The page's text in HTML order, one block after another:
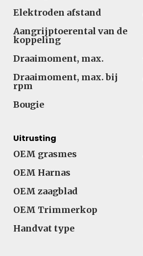
Elektroden afstand
Aangrijptoerental van de
koppeling
Draaimoment, max.
Draaimoment, max. bij
rpm
Bougie
Uitrusting
OEM grasmes
OEM Harnas
OEM zaagblad
OEM Trimmerkop
Handvat type